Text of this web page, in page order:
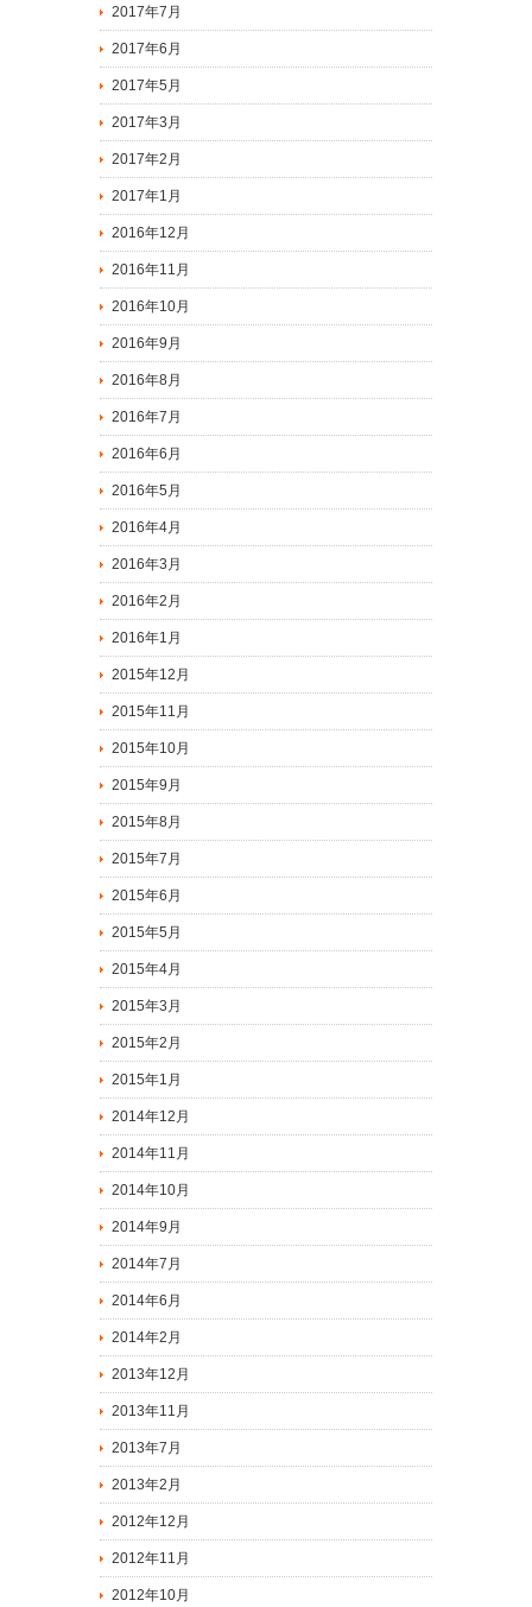
2017年7月
2017年6月
2017年5月
2017年3月
2017年2月
2017年1月
2016年12月
2016年11月
2016年10月
2016年9月
2016年8月
2016年7月
2016年6月
2016年5月
2016年4月
2016年3月
2016年2月
2016年1月
2015年12月
2015年11月
2015年10月
2015年9月
2015年8月
2015年7月
2015年6月
2015年5月
2015年4月
2015年3月
2015年2月
2015年1月
2014年12月
2014年11月
2014年10月
2014年9月
2014年7月
2014年6月
2014年2月
2013年12月
2013年11月
2013年7月
2013年2月
2012年12月
2012年11月
2012年10月